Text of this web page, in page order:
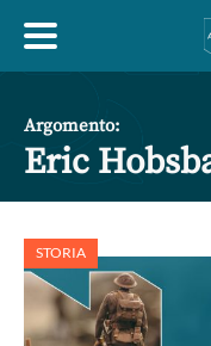
Argomento:
Eric
STORIA